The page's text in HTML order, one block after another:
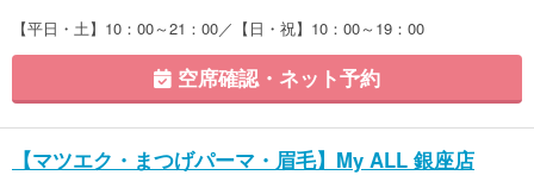
【平日・土】10：00～21：00／【日・祝】10：00～19：00
空席確認・ネット予約
【マツエク・まつげパーマ・眉毛】My ALL 銀座店